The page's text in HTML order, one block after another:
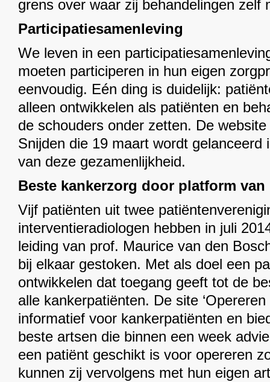
grens over waar zij behandelingen zelf
Participatiesamenleving
We leven in een
moeten participeren in hun eigen
eenvoudig. Eén ding is duidelijk:
alleen ontwikkelen als patiënten en
de schouders onder zetten. De
Snijden die 19 maart wordt gelanceerd
van deze gezamenlijkheid.
Beste kankerzorg door platform
Vijf patiënten uit twee
interventieradiologen hebben in juli
leiding van prof. Maurice van den
bij elkaar gestoken. Met als doel een
ontwikkelen dat toegang geeft tot de
alle kankerpatiënten. De site ‘Opereren
informatief voor kankerpatiënten en
beste artsen die binnen een week
een patiënt geschikt is voor opereren
kunnen zij vervolgens met hun eigen